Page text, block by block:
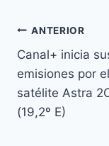
de
entradas
ANTERIOR
Canal+ inicia
emisiones por el
satélite Astra
(19,2º E)